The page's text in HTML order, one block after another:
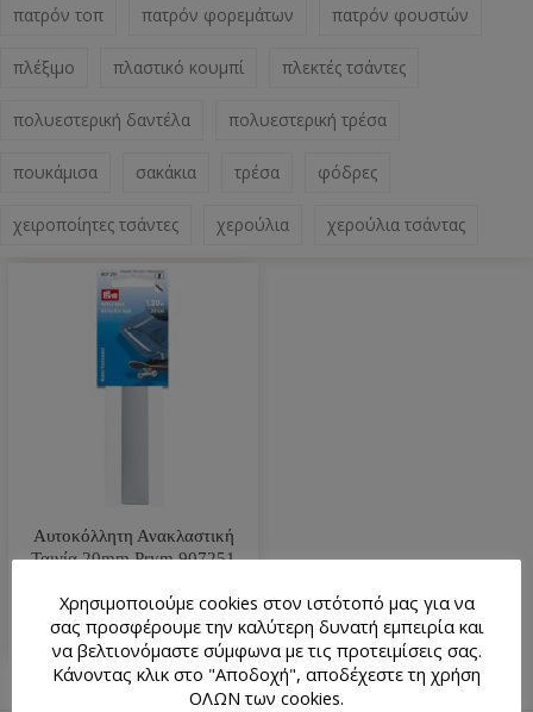
πατρόν τοπ πατρόν φορεμάτων πατρόν φουστών
πλέξιμο πλαστικό κουμπί πλεκτές τσάντες
πολυεστερική δαντέλα πολυεστερική τρέσα
πουκάμισα σακάκια τρέσα φόδρες
χειροποίητες τσάντες χερούλια χερούλια τσάντας
Αυτοκόλλητη Ανακλαστική
Ταινία 20mm Prym 907251
7.40€
Χρησιμοποιούμε cookies στον ιστότοπό μας για να
σας προσφέρουμε την καλύτερη δυνατή εμπειρία και
να βελτιονόμαστε σύμφωνα με τις προτειμίσεις σας.
Κάνοντας κλικ στο "Αποδοχή", αποδέχεστε τη χρήση
ΟΛΩΝ των cookies.